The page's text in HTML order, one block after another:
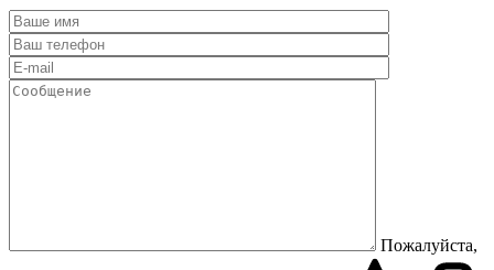
Пожалуйста,